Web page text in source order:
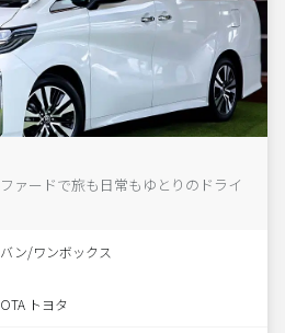
ァードで旅も日常もゆとりのドライ
ン/ワンボックス
トヨタ